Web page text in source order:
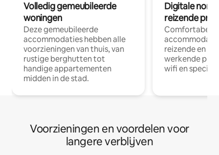
Volledig gemeubileerde
woningen
Deze gemeubileerde
accommodaties hebben alle
voorzieningen van thuis, van
rustige berghutten tot
handige appartementen
midden in de stad.
Digitale
reizende
Comfortabele
reizende en
werkende
wifi en
Voorzieningen en voordelen voor
langere verblijven